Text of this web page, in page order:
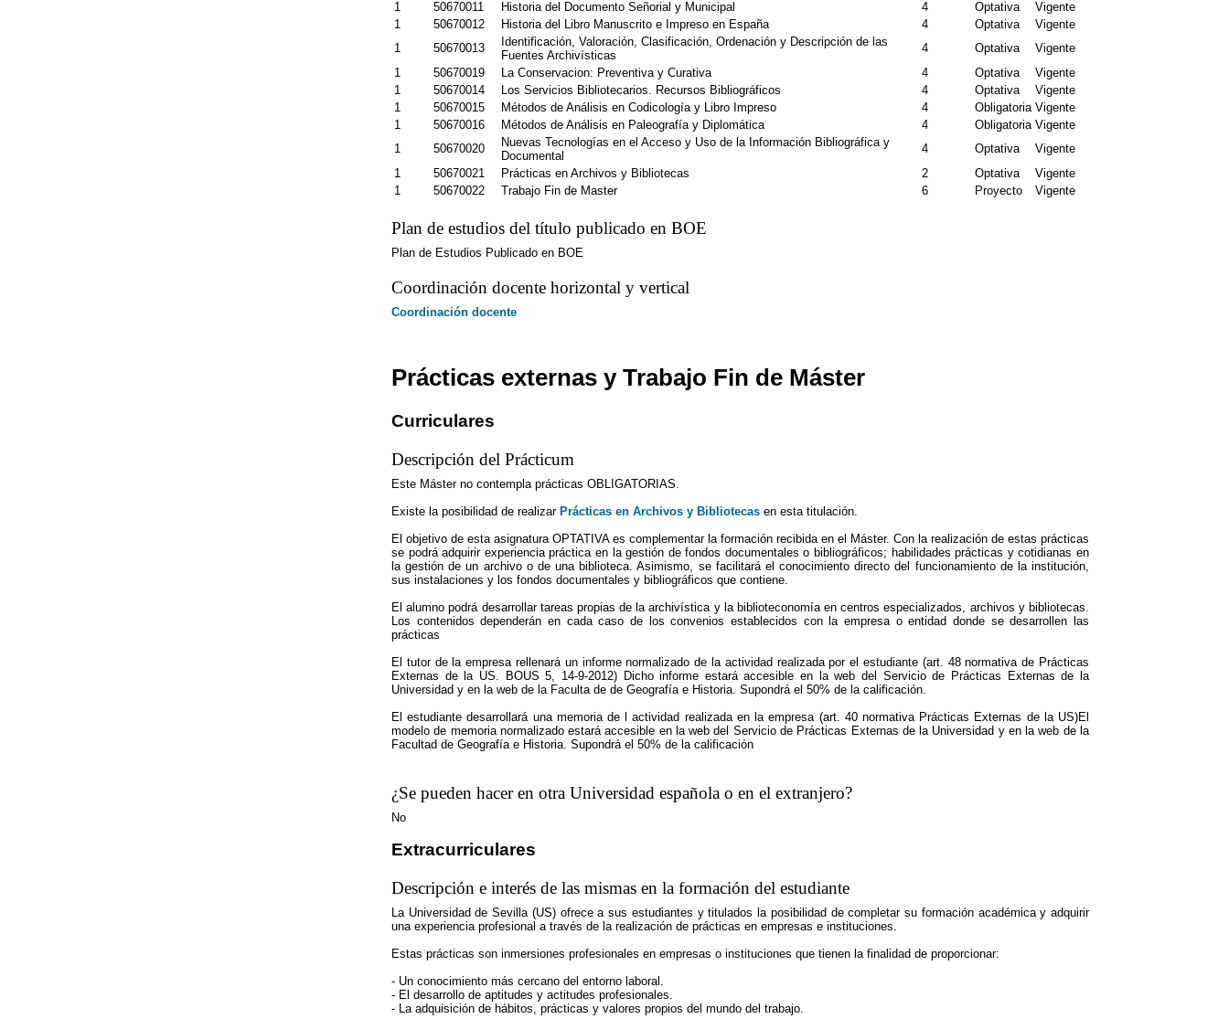
1
50670011 Historia del Documento Señorial y Municipal 4 Optativa
Vigente
1
50670012 Historia del Libro Manuscrito e Impreso en España 4 Optativa
Vigente
1
50670013
Identificación, Valoración, Clasificación, Ordenación y Descripción de las
Fuentes Archivísticas
4 Optativa
Vigente
1
50670019 La Conservacion: Preventiva y Curativa 4 Optativa
Vigente
1
50670014 Los Servicios Bibliotecarios. Recursos Bibliográficos 4 Optativa
Vigente
1
50670015 Métodos de Análisis en Codicología y Libro Impreso 4 Obligatoria Vigente
1
50670016 Métodos de Análisis en Paleografía y Diplomática 4 Obligatoria Vigente
1
50670020
Nuevas Tecnologías en el Acceso y Uso de la Información Bibliográfica y
Documental
4 Optativa
Vigente
1
50670021 Prácticas en Archivos y Bibliotecas 2 Optativa
Vigente
1
50670022 Trabajo Fin de Master 6 Proyecto Vigente
Plan de estudios del título publicado en BOE
Plan de Estudios Publicado en BOE
Coordinación docente horizontal y vertical
Coordinación docente
Prácticas externas y Trabajo Fin de Máster
Curriculares
Descripción del Prácticum
Este Máster no contempla prácticas OBLIGATORIAS.
Existe la posibilidad de realizar Prácticas en Archivos y Bibliotecas en esta titulación.
El objetivo de esta asignatura OPTATIVA es complementar la formación recibida en el Máster. Con la realización de estas prácticas
se podrá adquirir experiencia práctica en la gestión de fondos documentales o bibliográficos; habilidades prácticas y cotidianas en
la gestión de un archivo o de una biblioteca. Asimismo, se facilitará el conocimiento directo del funcionamiento de la institución,
sus instalaciones y los fondos documentales y bibliográficos que contiene.
El alumno podrá desarrollar tareas propias de la archivística y la biblioteconomía en centros especializados, archivos y bibliotecas.
Los contenidos dependerán en cada caso de los convenios establecidos con la empresa o entidad donde se desarrollen las
prácticas
El tutor de la empresa rellenará un informe normalizado de la actividad realizada por el estudiante (art. 48 normativa de Prácticas
Externas de la US. BOUS 5, 14-9-2012) Dicho informe estará accesible en la web del Servicio de Prácticas Externas de la
Universidad y en la web de la Faculta de de Geografía e Historia. Supondrá el 50% de la calificación.
El estudiante desarrollará una memoria de l actividad realizada en la empresa (art. 40 normativa Prácticas Externas de la US)El
modelo de memoria normalizado estará accesible en la web del Servicio de Prácticas Externas de la Universidad y en la web de la
Facultad de Geografía e Historia. Supondrá el 50% de la calificación
¿Se pueden hacer en otra Universidad española o en el extranjero?
No
Extracurriculares
Descripción e interés de las mismas en la formación del estudiante
La Universidad de Sevilla (US) ofrece a sus estudiantes y titulados la posibilidad de completar su formación académica y adquirir
una experiencia profesional a través de la realización de prácticas en empresas e instituciones.
Estas prácticas son inmersiones profesionales en empresas o instituciones que tienen la finalidad de proporcionar:
- Un conocimiento más cercano del entorno laboral.
- El desarrollo de aptitudes y actitudes profesionales.
- La adquisición de hábitos, prácticas y valores propios del mundo del trabajo.